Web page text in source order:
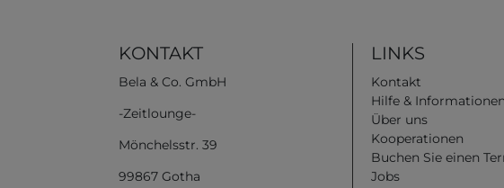
KONTAKT
Bela & Co. GmbH
-Zeitlounge-
Mönchelsstr. 39
99867 Gotha
LINKS
Kontakt
Hilfe & Informationen
Über uns
Kooperationen
Buchen Sie einen
Jobs